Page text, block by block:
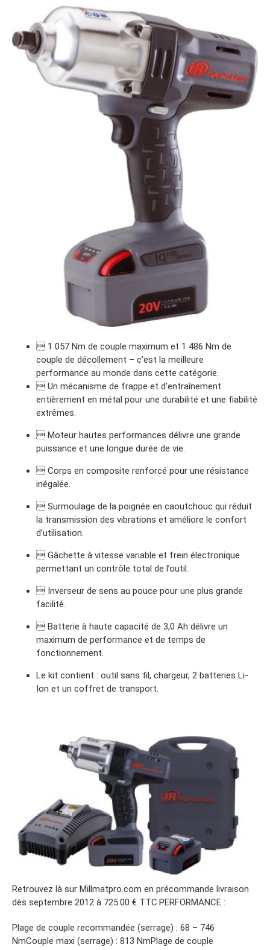
 1 057 Nm de couple maximum et 1 486 Nm de
couple de décollement – c’est la meilleure
performance au monde dans cette catégorie.
 Un mécanisme de frappe et d’entraînement
entièrement en métal pour une durabilité et une fiabilité
extrêmes.
 Moteur hautes performances délivre une grande
puissance et une longue durée de vie.
 Corps en composite renforcé pour une résistance
inégalée.
 Surmoulage de la poignée en caoutchouc qui réduit
la transmission des vibrations et améliore le confort
d’utilisation.
 Gâchette à vitesse variable et frein électronique
permettant un contrôle total de l’outil.
 Inverseur de sens au pouce pour une plus grande
facilité.
 Batterie à haute capacité de 3,0 Ah délivre un
maximum de performance et de temps de
fonctionnement.
Le kit contient : outil sans fil, chargeur, 2 batteries Li-
Ion et un coffret de transport.
Retrouvez là sur Millmatpro.com en précommande livraison
dès septembre 2012 à 725.00 € TTC.PERFORMANCE :
Plage de couple recommandée (serrage) : 68 – 746
NmCouple maxi (serrage) : 813 NmPlage de couple